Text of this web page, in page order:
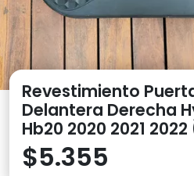
Revestimiento
Delantera Derecha
Hb20 2020 2021
$5.355